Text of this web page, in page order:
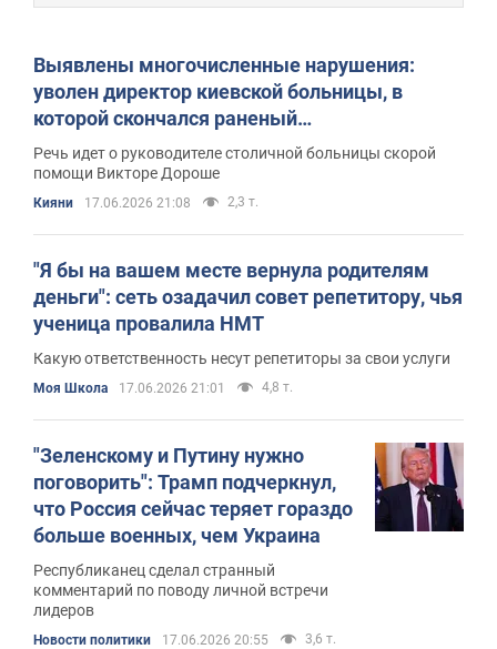
Выявлены многочисленные нарушения:
уволен директор киевской больницы, в
которой скончался раненый
военнослужащий
Речь идет о руководителе столичной больницы скорой
помощи Викторе Дороше
Кияни 17.06.2026 21:08 2,3 т.
"Я бы на вашем месте вернула родителям
деньги": сеть озадачил совет репетитору, чья
ученица провалила НМТ
Какую ответственность несут репетиторы за свои услуги
Моя Школа 17.06.2026 21:01 4,8 т.
"Зеленскому и Путину нужно
поговорить": Трамп подчеркнул,
что Россия сейчас теряет гораздо
больше военных, чем Украина
Республиканец сделал странный
комментарий по поводу личной встречи
лидеров
Новости политики 17.06.2026 20:55 3,6 т.